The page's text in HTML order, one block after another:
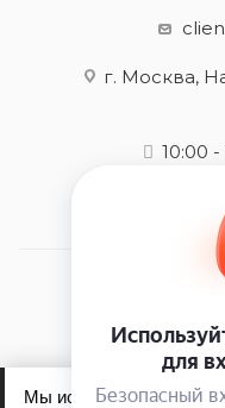
г. Москва,
10:00 -
2026 © kydra-
Мы используем файлы